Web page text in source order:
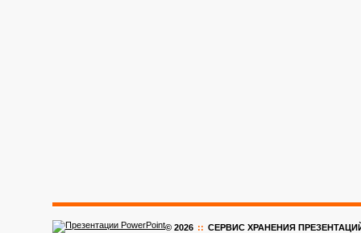
© 2026 :: CЕРВИС ХРАНЕНИЯ ПРЕЗЕНТАЦИЙ